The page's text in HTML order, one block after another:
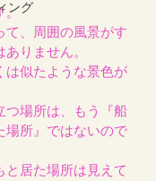
ング
。
て、周囲の風景がす
りません。
は似たような景色が
つ場所は、もう『船
場所』ではないので
と居た場所は見えて